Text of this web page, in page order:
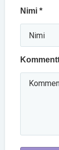
Nimi *